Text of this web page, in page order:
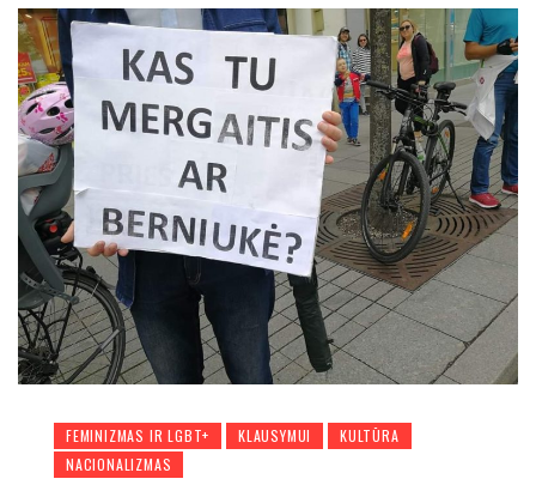
FEMINIZMAS IR LGBT+ KLAUSYMUI
KULTŪRA
NACIONALIZMAS